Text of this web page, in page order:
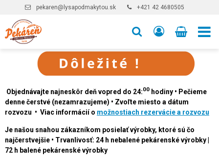
pekaren@lysapodmakytou.sk +421 42 4680505
Objednávajte najneskôr deň vopred do 24:00 hodiny • Pečieme
denne čerstvé (nezamrazujeme) • Zvoľte miesto a dátum
rozvozu • Viac informácií o možnostiach rezervácie a rozvozu
Je našou snahou zákazníkom posielať výrobky, ktoré sú čo
najčerstvejšie • Trvanlivosť: 24 h nebalené pekárenské výrobky |
72 h balené pekárenské výrobky